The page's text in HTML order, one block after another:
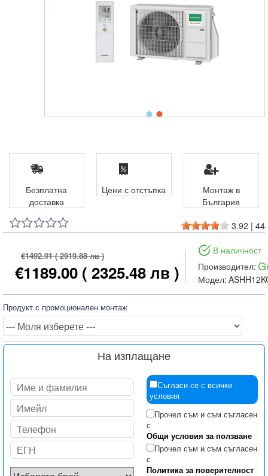
3.92 | 44
€1492.91( 2919.88 лв )
€1189.00 ( 2325.48 лв )
В наличност
Производител:
Модел:
Продукт с промоционален монтаж
На изплащане
Съгласи се с всички
условия
Прочел съм и съм съгласен
с
Общи условия за ползване
Прочел съм и съм съгласен
с
Политика за поверителност
Безплатна
доставка
Цени с отстъпка
Монтаж в
България